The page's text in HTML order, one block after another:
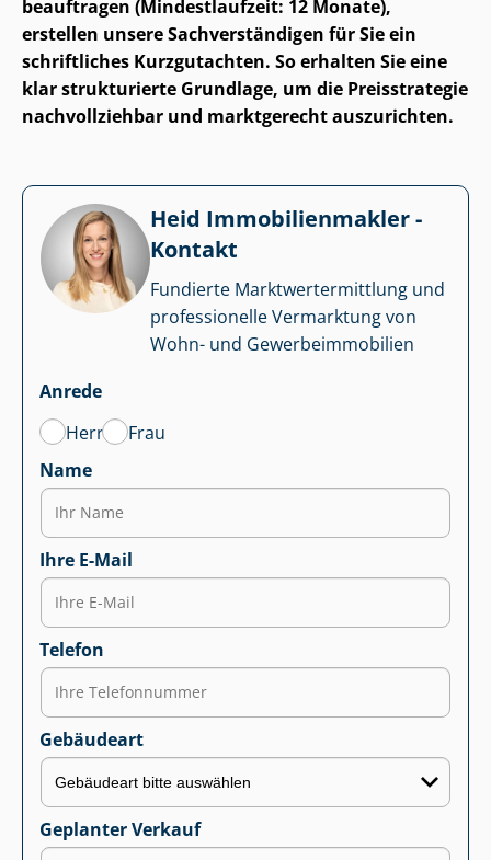
beauftragen (Mindestlaufzeit: 12 Monate),
erstellen unsere Sach­ver­stän­di­gen für Sie ein
schriftliches Kurzgutachten. So erhalten Sie eine
klar strukturierte Grundlage, um die Preisstrategie
nachvollziehbar und marktgerecht auszurichten.
Heid Im­mo­bi­li­en­mak­ler -
Kontakt
Fundierte Markt­wert­ermitt­lung und
professionelle Vermarktung von
Wohn- und Ge­wer­be­im­mo­bi­li­en
Anrede
Herr
Frau
Name
Ihre E-Mail
Telefon
Gebäudeart
Geplanter Verkauf